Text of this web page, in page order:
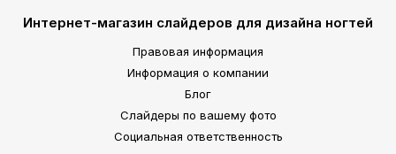
Интернет-магазин слайдеров для дизайна ногтей
Правовая информация
Информация о компании
Блог
Слайдеры по вашему фото
Социальная ответственность